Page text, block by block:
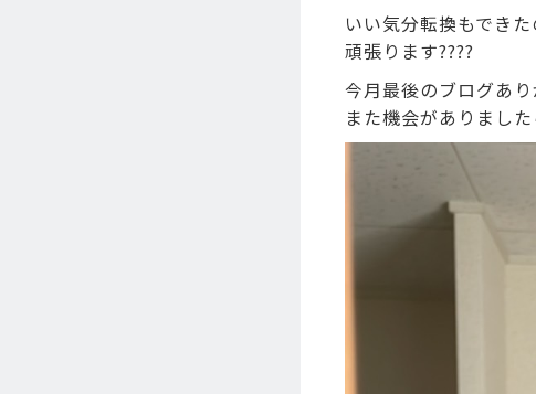
いい気分転換もでき
頑張ります????
今月最後のブログあ
また機会がありまし